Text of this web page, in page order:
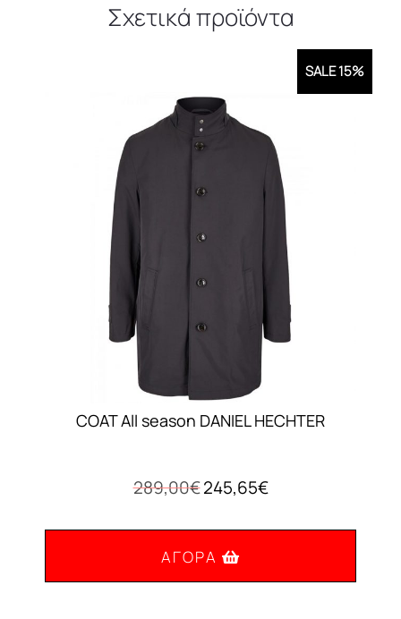
Σχετικά προϊόντα
SALE 15%
COAT All season DANIEL HECHTER
289,00€ Original
was:
289,00€.
245,65€Η
τιμή
ΑΓΟΡΆ